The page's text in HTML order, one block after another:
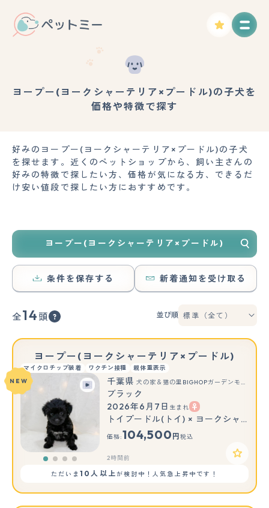
ヨープー(ヨークシャーテリア×プードル)の子犬を
価格や特徴で探す
好みのヨープー(ヨークシャーテリア×プードル)の子犬
を探せます。近くのペットショップから、飼い主さんの
好みの特徴で探したい方、価格が気になる方、できるだ
け安い値段で探したい方におすすめです。
ヨープー(ヨークシャーテリア×プードル)
条件を保存する 新着通知を受け取る
全14 頭 並び順
ヨープー(ヨークシャーテリア×プードル)
マイクロチップ装着 ワクチン接種
親体重表示
NEW
千葉県 犬の家＆猫の里BIGHOPガーデンモール印西店
ブラック
2026年6月7日 生まれ
トイプードル(トイ) × ヨークシャーテリア
価格:104,500 円 税込
2時間前
ただいま10人以上が検討中！人気急上昇中です！